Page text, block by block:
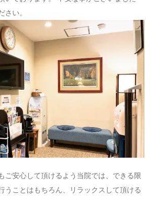
さい。
ご安心して頂けるよう当院では、できる限
うことはもちろん、リラックスして頂ける